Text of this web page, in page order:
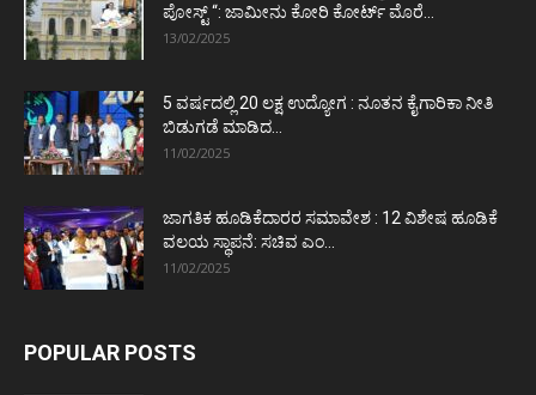
ಪೋಸ್ಟ್‌ “: ಜಾಮೀನು ಕೋರಿ ಕೋರ್ಟ್‌ ಮೊರೆ...
13/02/2025
5 ವರ್ಷದಲ್ಲಿ 20 ಲಕ್ಷ ಉದ್ಯೋಗ : ನೂತನ ಕೈಗಾರಿಕಾ ನೀತಿ
ಬಿಡುಗಡೆ ಮಾಡಿದ...
11/02/2025
ಜಾಗತಿಕ ಹೂಡಿಕೆದಾರರ ಸಮಾವೇಶ : 12 ವಿಶೇಷ ಹೂಡಿಕೆ
ವಲಯ ಸ್ಥಾಪನೆ: ಸಚಿವ ಎಂ...
11/02/2025
POPULAR POSTS